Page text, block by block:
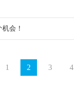
会！
1 2 3 4